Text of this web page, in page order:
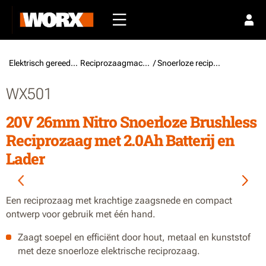
Elektrisch gereedschap / Reciprozaagmachines / Snoerloze reciprozagen met enkele functie
WX501
20V 26mm Nitro Snoerloze Brushless
Reciprozaag met 2.0Ah Batterij en
Lader
Een reciprozaag met krachtige zaagsnede en compact
ontwerp voor gebruik met één hand.
Zaagt soepel en efficiënt door hout, metaal en kunststof
met deze snoerloze elektrische reciprozaag.